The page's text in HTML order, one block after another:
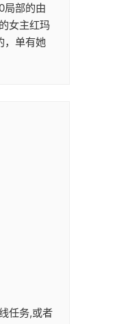
局部的由
女主红玛
，单有她
任务,或者